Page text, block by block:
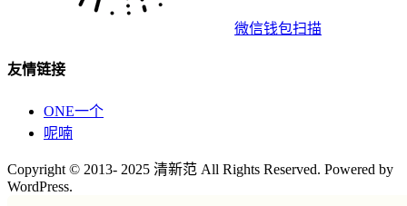
微信钱包扫描
友情链接
ONE一个
呢喃
Copyright © 2013- 2025 清新范 All Rights Reserved. Powered by
WordPress.